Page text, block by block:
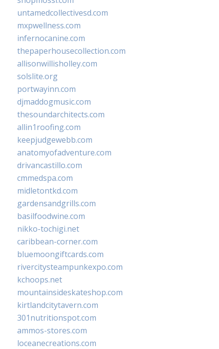
untamedcollectivesd.com
mxpwellness.com
infernocanine.com
thepaperhousecollection.com
allisonwillisholley.com
solslite.org
portwayinn.com
djmaddogmusic.com
thesoundarchitects.com
allin1roofing.com
keepjudgewebb.com
anatomyofadventure.com
drivancastillo.com
cmmedspa.com
midletontkd.com
gardensandgrills.com
basilfoodwine.com
nikko-tochigi.net
caribbean-corner.com
bluemoongiftcards.com
rivercitysteampunkexpo.com
kchoops.net
mountainsideskateshop.com
kirtlandcitytavern.com
301nutritionspot.com
ammos-stores.com
loceanecreations.com